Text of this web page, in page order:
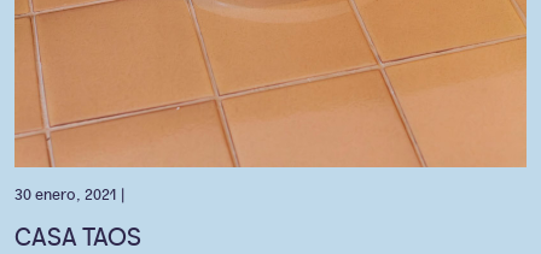
30 enero, 2021 |
CASA TAOS